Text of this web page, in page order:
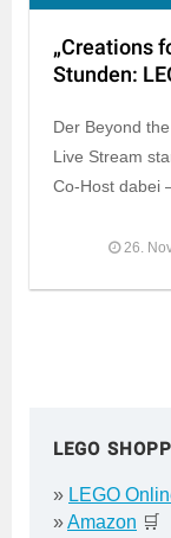
„Creations
Stunden:
Der Beyond
Live Stream
Co-Host dabei
26.
LEGO
» LEGO
»Amazon 🛒